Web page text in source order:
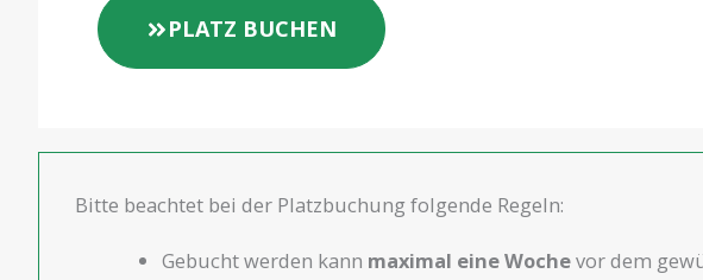
PLATZ BUCHEN
Bitte beachtet bei der Platzbuchung folgende Regeln:
Gebucht werden kann maximal eine Wochevor dem